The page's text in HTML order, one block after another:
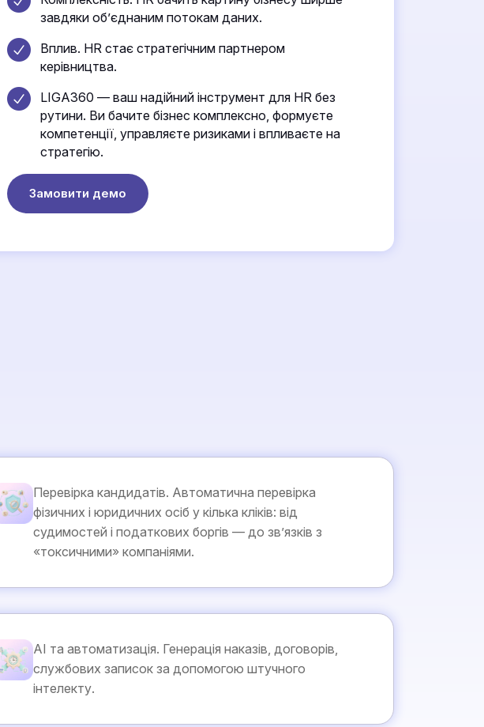
завдяки обʼєднаним потокам даних.
Вплив. HR стає стратегічним партнером
керівництва.
LIGA360 — ваш надійний інструмент для HR без
рутини. Ви бачите бізнес комплексно, формуєте
компетенції, управляєте ризиками і впливаєте на
стратегію.
Замовити демо
Перевірка кандидатів. Автоматична перевірка
фізичних і юридичних осіб у кілька кліків: від
судимостей і податкових боргів — до зв’язків з
«токсичними» компаніями.
AI та автоматизація. Генерація наказів, договорів,
службових записок за допомогою штучного
інтелекту.